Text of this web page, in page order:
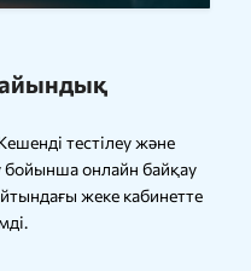
тестілеу және
бойынша онлайн байқау
жеке кабинетте